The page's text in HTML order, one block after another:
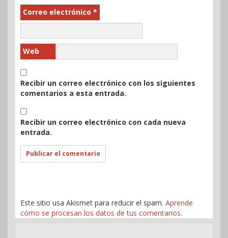
Correo electrónico *
Web
Recibir un correo electrónico con los siguientes
comentarios a esta entrada.
Recibir un correo electrónico con cada nueva
entrada.
Este sitio usa Akismet para reducir el spam. Aprende
cómo se procesan los datos de tus comentarios.